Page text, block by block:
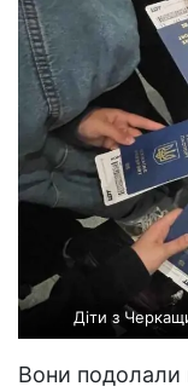
Діти з
Вони